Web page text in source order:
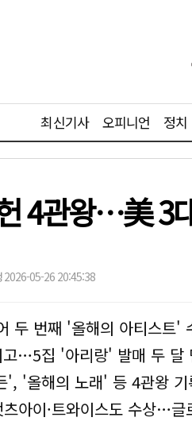
최신기사 오피니언 정치
4관왕…美 3
2026-05-26 20:45:38
두 번째 '올해의 아티스트'
고…5집 '아리랑' 발매 두 달
', '올해의 노래' 등 4관왕 기
아이·트와이스도 수상…글